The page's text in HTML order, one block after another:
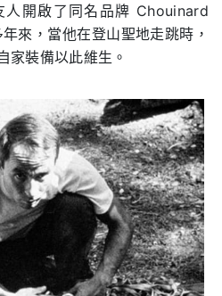
人開啟了同名品牌 Chouinard
來，當他在登山聖地走跳時，
家裝備以此維生。